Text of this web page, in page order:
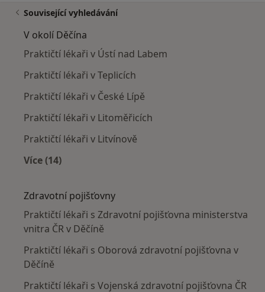
Související vyhledávání
V okolí Děčína
Praktičtí lékaři v Ústí nad Labem
Praktičtí lékaři v Teplicích
Praktičtí lékaři v České Lípě
Praktičtí lékaři v Litoměřicích
Praktičtí lékaři v Litvínově
Více (14)
Zdravotní pojišťovny
Praktičtí lékaři s Zdravotní pojišťovna ministerstva
vnitra ČR v Děčíně
Praktičtí lékaři s Oborová zdravotní pojišťovna v
Děčíně
Praktičtí lékaři s Vojenská zdravotní pojišťovna ČR